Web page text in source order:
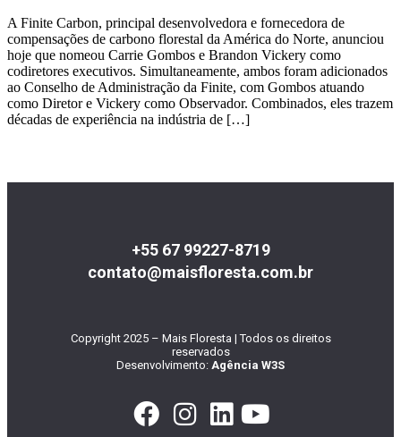
A Finite Carbon, principal desenvolvedora e fornecedora de
compensações de carbono florestal da América do Norte, anunciou
hoje que nomeou Carrie Gombos e Brandon Vickery como
codiretores executivos. Simultaneamente, ambos foram adicionados
ao Conselho de Administração da Finite, com Gombos atuando
como Diretor e Vickery como Observador. Combinados, eles trazem
décadas de experiência na indústria de […]
+55 67 99227-8719
contato@maisfloresta.com.br
Copyright 2025 – Mais Floresta | Todos os direitos
reservados
Desenvolvimento: Agência W3S